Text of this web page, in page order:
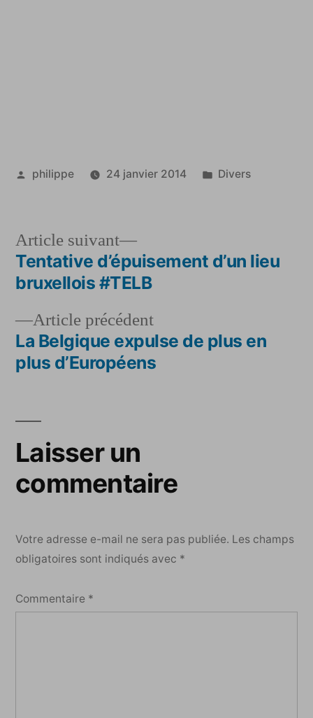
Publié
philippe 24 janvier 2014
Publié
Divers
Navigation
l’article
Article précédentArticle
précédent :
La Belgique expulse de plus en
plus d’Européens
Article suivant
Article
suivant :
Tentative d’épuisement d’un lieu
bruxellois #TELB
Laisser un
commentaire
Votre adresse e-mail ne sera pas publiée. Les champs
obligatoires sont indiqués avec *
Commentaire *